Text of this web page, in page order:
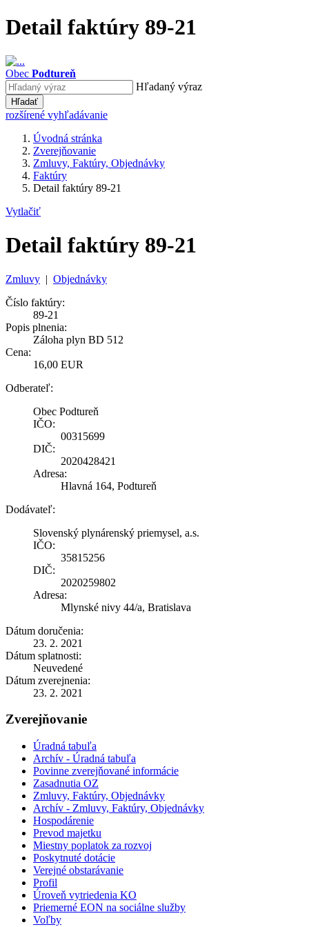
Detail faktúry 89-21
Obec Podtureň
Hľadaný výraz
Hľadať
rozšírené vyhľadávanie
Úvodná stránka
Zverejňovanie
Zmluvy, Faktúry, Objednávky
Faktúry
Detail faktúry 89-21
Vytlačiť
Detail faktúry 89-21
Zmluvy | Objednávky
Číslo faktúry:
89-21
Popis plnenia:
Záloha plyn BD 512
Cena:
16,00 EUR
Odberateľ:
Obec Podtureň
IČO:
00315699
DIČ:
2020428421
Adresa:
Hlavná 164, Podtureň
Dodávateľ:
Slovenský plynárenský priemysel, a.s.
IČO:
35815256
DIČ:
2020259802
Adresa:
Mlynské nivy 44/a, Bratislava
Dátum doručenia:
23. 2. 2021
Dátum splatnosti:
Neuvedené
Dátum zverejnenia:
23. 2. 2021
Zverejňovanie
Úradná tabuľa
Archív - Úradná tabuľa
Povinne zverejňované informácie
Zasadnutia OZ
Zmluvy, Faktúry, Objednávky
Archív - Zmluvy, Faktúry, Objednávky
Hospodárenie
Prevod majetku
Miestny poplatok za rozvoj
Poskytnuté dotácie
Verejné obstarávanie
Profil
Úroveň vytriedenia KO
Priemerné EON na sociálne služby
Voľby